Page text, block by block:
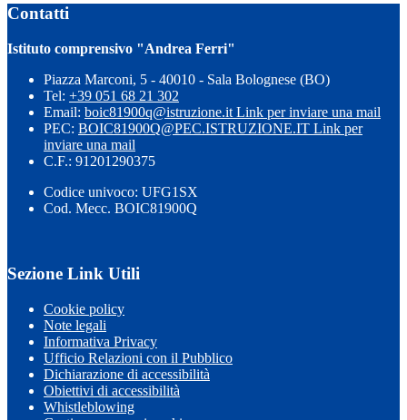
Contatti
Istituto comprensivo "Andrea Ferri"
Piazza Marconi, 5 - 40010 - Sala Bolognese (BO)
Tel: +39 051 68 21 302
Email: boic81900q@istruzione.it Link per inviare una mail
PEC: BOIC81900Q@PEC.ISTRUZIONE.IT Link per
inviare una mail
C.F.: 91201290375
Codice univoco: UFG1SX
Cod. Mecc. BOIC81900Q
Sezione Link Utili
Cookie policy
Note legali
Informativa Privacy
Ufficio Relazioni con il Pubblico
Dichiarazione di accessibilità
Obiettivi di accessibilità
Whistleblowing